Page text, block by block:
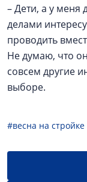
– Дети, а у меня
делами
проводить
Не думаю, что
совсем другие
выборе.
#весна на стройке